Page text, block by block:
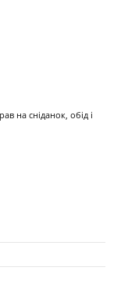
на сніданок, обід і